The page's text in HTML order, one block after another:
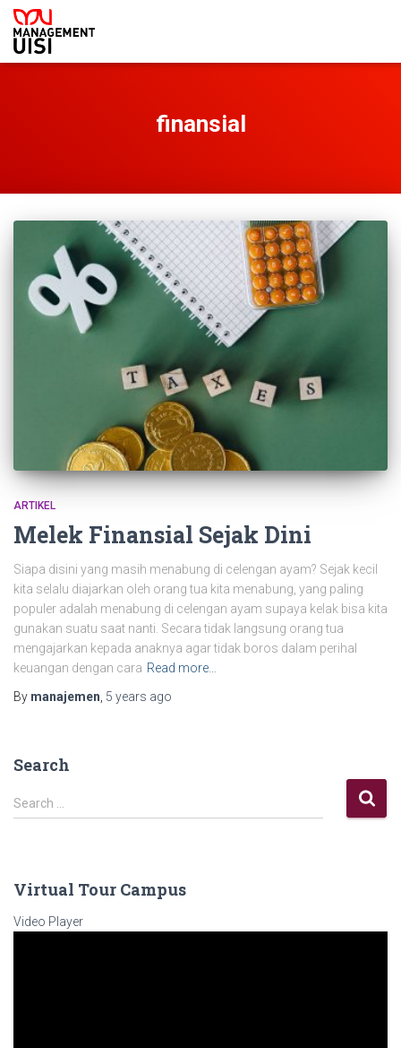
finansial
ARTIKEL
Melek Finansial Sejak Dini
Siapa disini yang masih menabung di celengan ayam? Sejak kecil
kita selalu diajarkan oleh orang tua kita menabung, yang paling
populer adalah menabung di celengan ayam supaya kelak bisa kita
gunakan suatu saat nanti. Secara tidak langsung orang tua
mengajarkan kepada anaknya agar tidak boros dalam perihal
keuangan dengan cara Read more…
By manajemen 5 years ago
Search
Search …
Virtual Tour Campus
Video Player